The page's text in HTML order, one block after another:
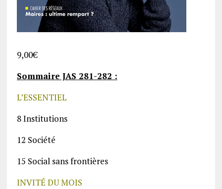
9,00€
Sommaire JAS 281-282 :
L’ESSENTIEL
8 Institutions
12 Société
15 Social sans frontières
INVITÉ DU MOIS